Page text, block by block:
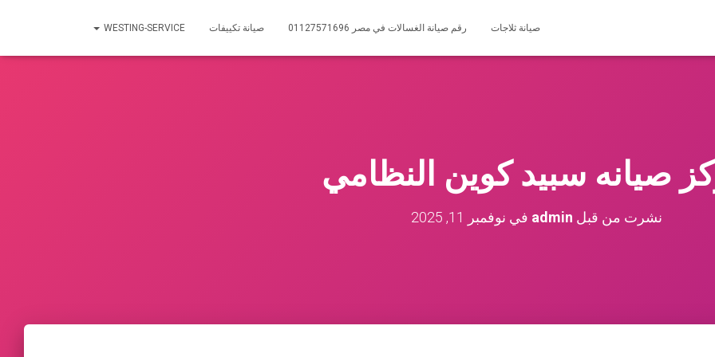
صيانة ثلاجات رقم صيانة الغسالات في مصر 01127571696 صيانة تكييفات WESTING-SERVICE
صيانه سبيد كوين النظامي
نشرت من قبل admin في نوفمبر 11, 2025